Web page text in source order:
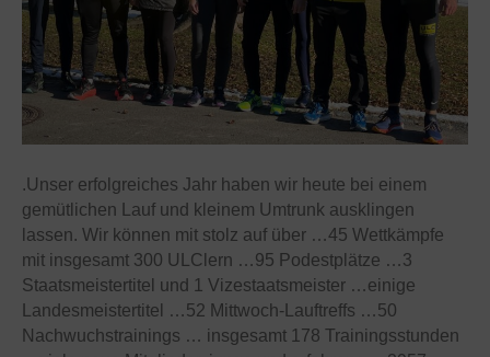
.Unser erfolgreiches Jahr haben wir heute bei einem
gemütlichen Lauf und kleinem Umtrunk ausklingen
lassen. Wir können mit stolz auf über …45 Wettkämpfe
mit insgesamt 300 ULClern …95 Podestplätze …3
Staatsmeistertitel und 1 Vizestaatsmeister …einige
Landesmeistertitel …52 Mittwoch-Lauftreffs …50
Nachwuchstrainings … insgesamt 178 Trainingsstunden